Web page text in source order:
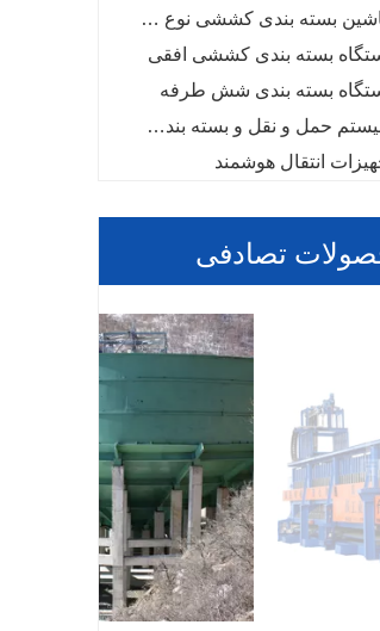
ماشین بسته بندی کششی نوع حلقه با سرعت بالا
بسته بندی کششی افقی
بسته بندی شش طرفه
سیستم حمل و نقل و بسته بندی هوشمند
انتقال هوشمند
تصادفی